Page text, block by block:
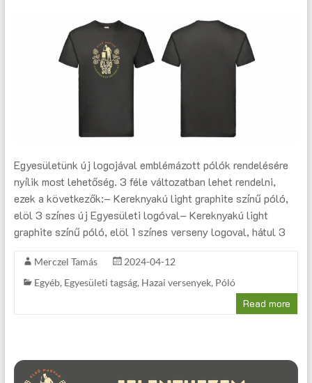
Egyesületünk új logojával emblémázott pólók rendelésére
nyílik most lehetőség. 3 féle változatban lehet rendelni,
ezek a következők:– Kereknyakú light graphite színű póló,
elöl 3 színes új Egyesületi logóval– Kereknyakú light
graphite színű póló, elöl 1 színes verseny logoval, hátul 3
Merczel Tamás
2024-04-12
Egyéb, Egyesületi tagság, Hazai versenyek, Póló
Read more